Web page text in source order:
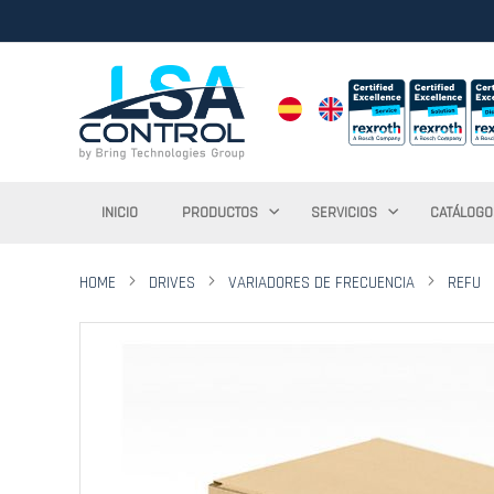
INICIO PRODUCTOS SERVICIOS
HOME DRIVES VARIADORES DE FRECUENCIA REFU